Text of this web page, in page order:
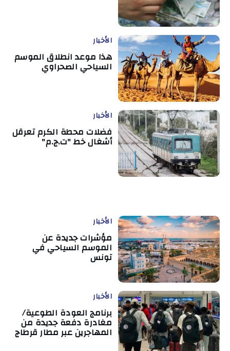
الأخبار
هذا موعد انطلاق الموسم
السياحي الصحراوي
الأخبار
فضلات محطة الكرم تعرقل
أشغال خط "ت.ج.م"
الأخبار
مؤشرات جديدة عن
الموسم السياحي في
تونس
الأخبار
برنامج العودة الطوعية/
مغادرة دفعة جديدة من
المهاجرين عبر مطار قرطاج